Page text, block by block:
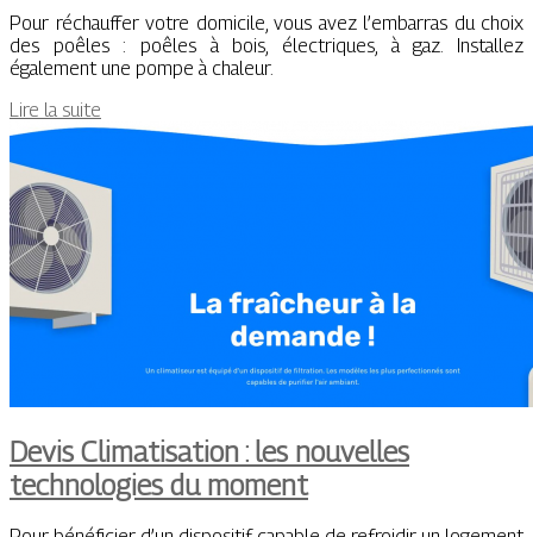
Pour réchauffer votre domicile, vous avez l’embarras du choix
des poêles : poêles à bois, électriques, à gaz. Installez
également une pompe à chaleur.
Lire la suite
Devis Climatisation : les nouvelles
technologies du moment